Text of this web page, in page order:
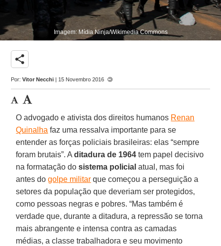
Imagem: Mídia Ninja/Wikimedia Commons
share
Por:Vitor Necchi | 15 Novembro 2016
O advogado e ativista dos direitos humanos Renan
Quinalha faz uma ressalva importante para se
entender as forças policiais brasileiras: elas “sempre
foram brutais”. Aditadura de 1964 tem papel decisivo
na formatação dosistema policial atual, mas foi
antes dogolpe militar que começou a perseguição a
setores da população que deveriam ser protegidos,
como pessoas negras e pobres. “Mas também é
verdade que, durante a ditadura, a repressão se torna
mais abrangente e intensa contra as camadas
médias, a classe trabalhadora e seu movimento